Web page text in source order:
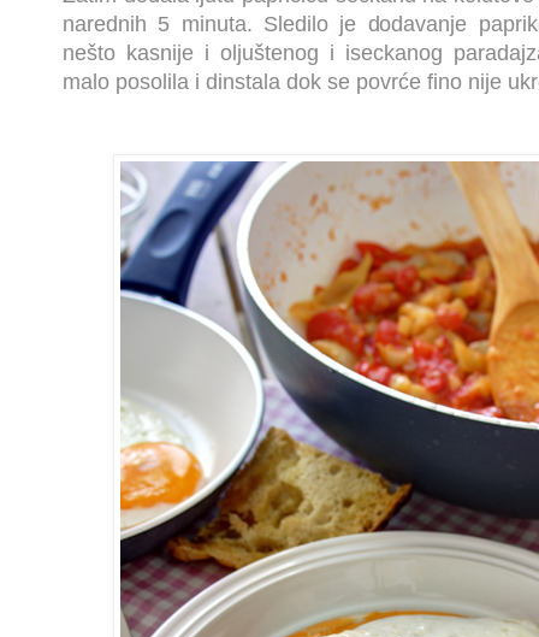
narednih 5 minuta. Sledilo je dodavanje
nešto kasnije i oljuštenog i iseckanog
malo posolila i dinstala dok se povrće fino nije